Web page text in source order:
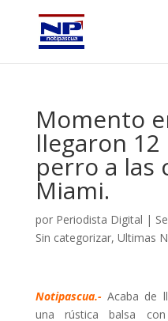
Momento
llegaron
perro a las
Miami.
por Periodista Digital |
Sin categorizar, Ultimas
Notipascua.- Acaba de
una rústica balsa